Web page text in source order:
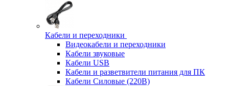
Кабели и переходники
Видеокабели и переходники
Кабели звуковые
Кабели USB
Кабели и разветвители питания для ПК
Кабели Силовые (220В)